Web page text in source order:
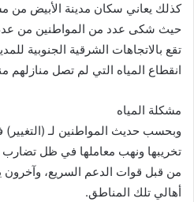
كذلك يعاني سكان مدينة الأبيض من
حيث شكى عدد من المواطنين من عدم
تقع بالاتجاهات الشرقية الجنوبية
انقطاع المياه التي لم تصل
مشكلة المياه
وبحسب حديث المواطنين لـ (التغيير)
تخريبها ونهب معاملها في ظل تضارب
من قبل قوات الدعم السريع، وآخرون
أهالي تلك المناطق.